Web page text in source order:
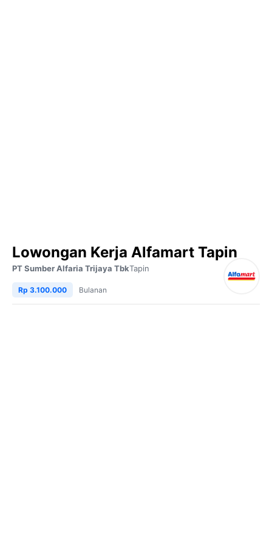
Lowongan Kerja Alfamart Tapin
PT Sumber Alfaria Trijaya TbkTapin
Rp 3.100.000 Bulanan